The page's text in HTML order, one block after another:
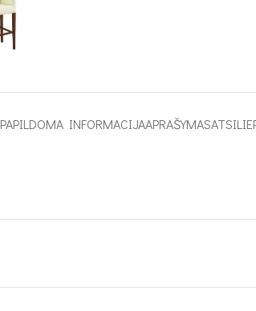
PAPILDOMA INFORMACIJAAPRAŠYMAS